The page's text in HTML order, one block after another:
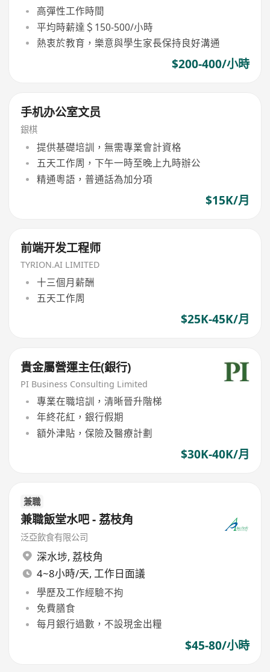
高彈性工作時間
平均時薪達＄150-500/小時
熱衷於教育，樂意與學生家長保持良好溝通
$200-400/小時
手机办公室文员
銀棋
提供基礎培訓，無需專業會計資格
五天工作周，下午一時至晚上九時辦公
精通粵語，普通話為加分項
$15K/月
前端开发工程师
TYRION.AI LIMITED
十三個月薪酬
五天工作周
$25K-45K/月
貴金屬營運主任(銀行)
PI Business Consulting Limited
專業在職培訓，清晰晉升階梯
年終花紅，銀行假期
額外津貼，保險及醫療計劃
$30K-40K/月
兼職
兼職飯堂水吧 - 荔枝角
泛亞飲食有限公司
深水埗, 荔枝角
4~8小時/天, 工作日面議
學歷及工作經驗不拘
免費膳食
每月銀行過數，不設現金出糧
$45-80/小時